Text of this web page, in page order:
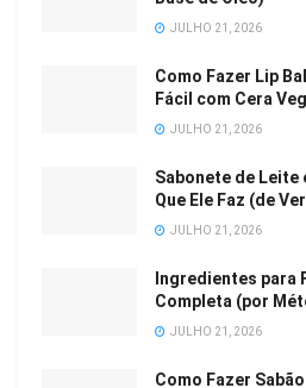
JULHO 21, 2026
Como Fazer Lip
Fácil com Cera
JULHO 21, 2026
Sabonete de Leite
Que Ele Faz (de
JULHO 21, 2026
Ingredientes para
Completa (por
JULHO 21, 2026
Como Fazer